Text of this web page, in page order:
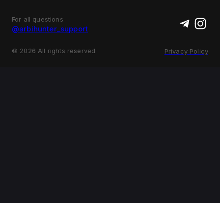
For all questions
@arbihunter_support
© 2026 All rights reserved Privacy Policy